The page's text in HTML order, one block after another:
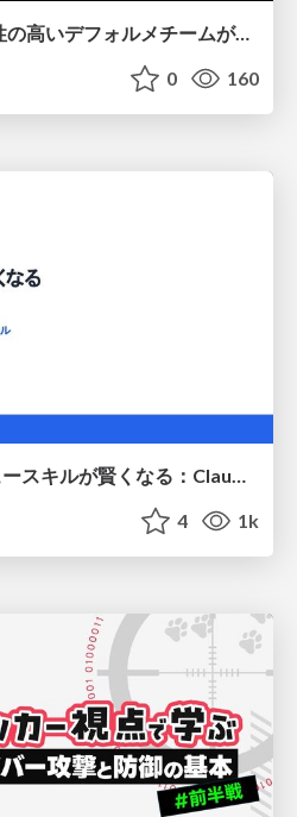
【CEDEC2026】専門性の高いデフォルメチームが挑んだ人材育成戦略 〜Cygames Academiaの企画から実施まで〜
0 160
修正PRを食べてレビュースキルが賢くなる：Claude Codeによる自己改善サイクル
4 1k